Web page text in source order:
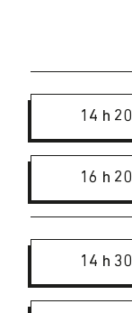
14 h 20
16 h 20
14 h 30